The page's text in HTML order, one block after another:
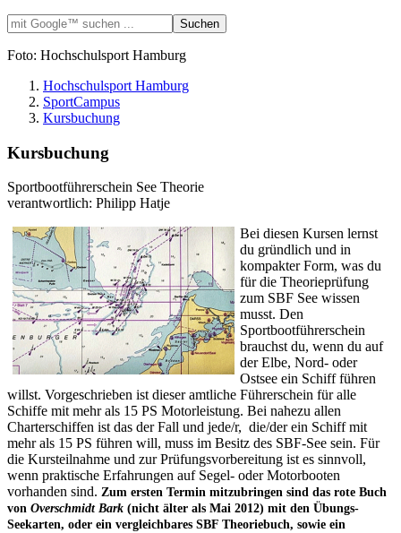
Foto: Hochschulsport Hamburg
Hochschulsport Hamburg
SportCampus
Kursbuchung
Kursbuchung
Sportbootführerschein See Theorie
verantwortlich: Philipp Hatje
Bei diesen Kursen lernst
du gründlich und in
kompakter Form, was du
für die Theorieprüfung
zum SBF See wissen
musst. Den
Sportbootführerschein
brauchst du, wenn du auf
der Elbe, Nord- oder
Ostsee ein Schiff führen
willst. Vorgeschrieben ist dieser amtliche Führerschein für alle
Schiffe mit mehr als 15 PS Motorleistung. Bei nahezu allen
Charterschiffen ist das der Fall und jede/r, die/der ein Schiff mit
mehr als 15 PS führen will, muss im Besitz des SBF-See sein. Für
die Kursteilnahme und zur Prüfungsvorbereitung ist es sinnvoll,
wenn praktische Erfahrungen auf Segel- oder Motorbooten
vorhanden sind. Zum ersten Termin mitzubringen sind das rote Buch
von Overschmidt Bark (nicht älter als Mai 2012) mit den Übungs-
Seekarten, oder ein vergleichbares SBF Theoriebuch, sowie ein